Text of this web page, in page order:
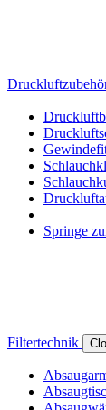
Springe
Filtertechnik